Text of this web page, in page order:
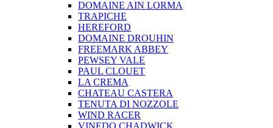
DOMAINE AIN LORMA
TRAPICHE
HEREFORD
DOMAINE DROUHIN
FREEMARK ABBEY
PEWSEY VALE
PAUL CLOUET
LA CREMA
CHATEAU CASTERA
TENUTA DI NOZZOLE
WIND RACER
VINEDO CHADWICK